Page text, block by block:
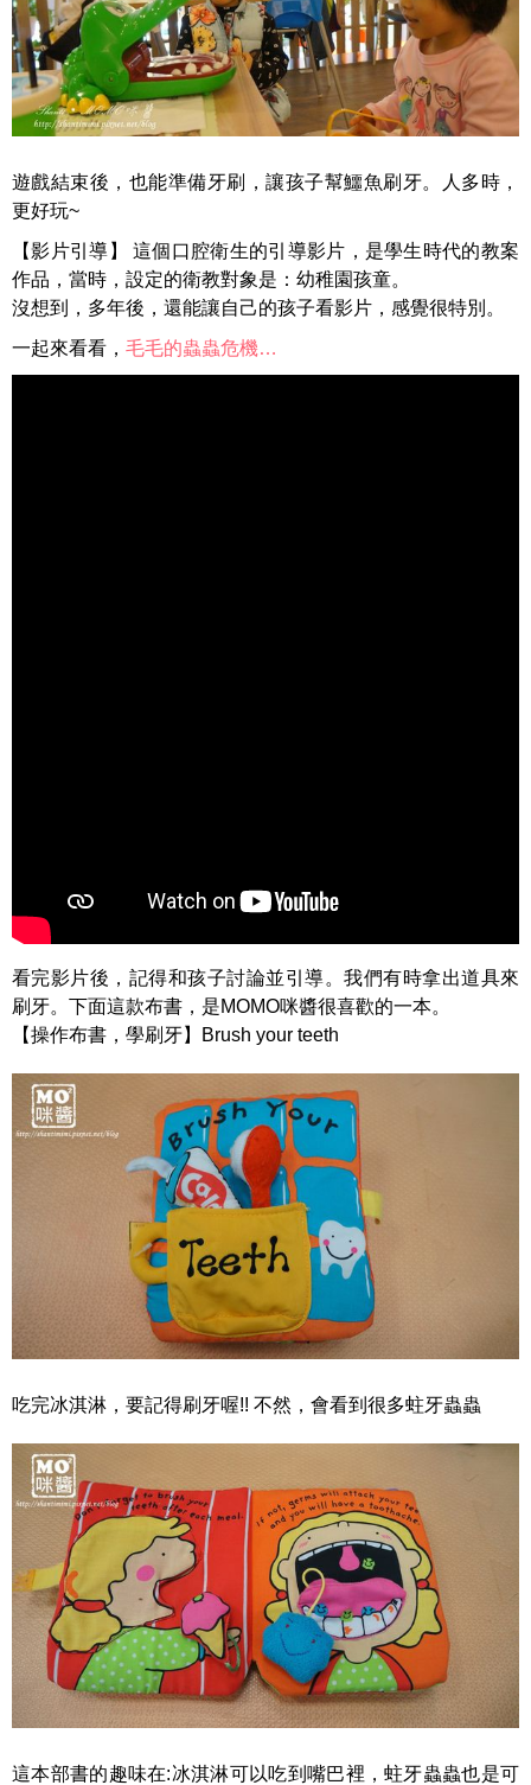
遊戲結束後，也能準備牙刷，讓孩子幫鱷魚刷牙。人多時，
更好玩~
【影片引導】 這個口腔衛生的引導影片，是學生時代的教案
作品，當時，設定的衛教對象是：幼稚園孩童。
沒想到，多年後，還能讓自己的孩子看影片，感覺很特別。
一起來看看， 毛毛的蟲蟲危機…
看完影片後，記得和孩子討論並引導。我們有時拿出道具來
刷牙。下面這款布書，是MOMO咪醬很喜歡的一本。
【操作布書，學刷牙】Brush your teeth
吃完冰淇淋，要記得刷牙喔!! 不然，會看到很多蛀牙蟲蟲
這本部書的趣味在:冰淇淋可以吃到嘴巴裡，蛀牙蟲蟲也是可